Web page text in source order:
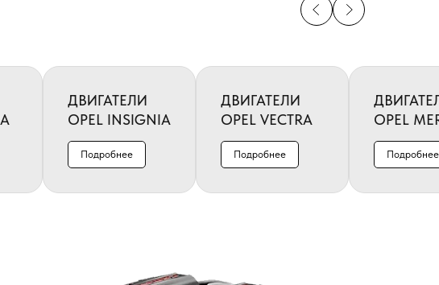
ДВИГАТЕЛИ
OPEL INSIGNIA
Подробнее
ДВИГАТЕЛИ
OPEL VECTRA
Подробнее
OPEL
Подробнее